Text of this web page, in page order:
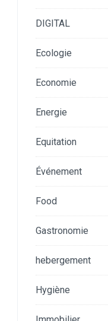
DIGITAL
Ecologie
Economie
Energie
Equitation
Événement
Food
Gastronomie
hebergement
Hygiène